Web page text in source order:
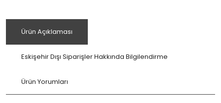
Ürün Açıklaması
Eskişehir Dışı Siparişler Hakkında Bilgilendirme
Ürün Yorumları